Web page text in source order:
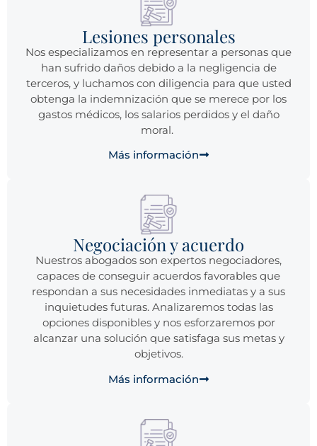
Lesiones personales
Nos especializamos en representar a personas que
han sufrido daños debido a la negligencia de
terceros, y luchamos con diligencia para que usted
obtenga la indemnización que se merece por los
gastos médicos, los salarios perdidos y el daño
moral.
Más información
Negociación y acuerdo
Nuestros abogados son expertos negociadores,
capaces de conseguir acuerdos favorables que
respondan a sus necesidades inmediatas y a sus
inquietudes futuras. Analizaremos todas las
opciones disponibles y nos esforzaremos por
alcanzar una solución que satisfaga sus metas y
objetivos.
Más información